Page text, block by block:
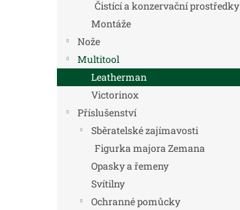
Čistící a konzervační prostředky
Montáže
Nože
Multitool
Leatherman
Victorinox
Příslušenství
Sběratelské zajímavosti
Figurka majora Zemana
Opasky a řemeny
Svítilny
Ochranné pomůcky